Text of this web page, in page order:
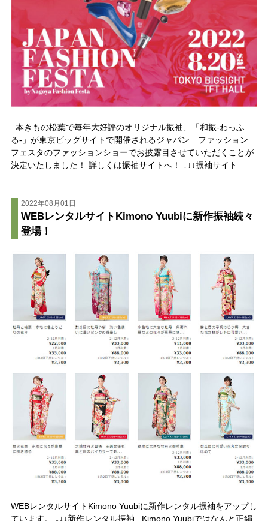
本きもの松葉で毎年大好評のオリジナル振袖、「和振-わっふ
る-」が東京ビッグサイトで開催されるジャパン ファッション
フェスタのファッションショーでお披露目させていただくことが
決定いたしました！ 詳しくは振袖サイトへ！ ↓↓↓振袖サイト
2022年08月01日
WEBレンタルサイトKimono Yuubiに新作振袖続々
登場！
WEBレンタルサイトKimono Yuubiに新作レンタル振袖をアップし
ています。 ↓↓↓新作レンタル振袖 Kimono Yuubiではなんと正絹